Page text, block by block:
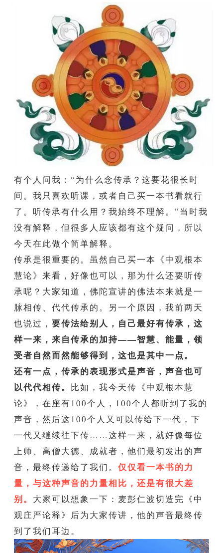
有个人问我：“为什么念传承？这要花很长时
间。我只喜欢听课，或者自己买一本书看就行
了。听传承有什么用？我始终不理解。”当时我
没有解释，但很多人应该都有这个疑问，所以
今天在此做个简单解释。
传承是很重要的。虽然自己买一本《中观根本
慧论》来看，好像也可以，那为什么还要听传
承呢？大家知道，佛陀宣讲的佛法本来就是一
脉相传、代代传承的。另一个原因，我前两天
也说过， 要传法给别人，自己最好有传承，这
样一来，来自传承的加持——智慧、能量，领
受者自然而然能够得到，这也是其中一点。
还有一点，传承的表现形式是声音，声音也可
以代代相传。 比如，我今天传《中观根本慧
论》，在座有100个人，100个人都听到了我的
声音，然后这100个人又可以传给下一代，下
一代又继续往下传……这样一来，就好像每位
上师、高僧大德、成就者，他们最初发出的声
音，最终传递给了我们。 仅仅看一本书的力
量，与这种声音的力量相比，还是有很大差
别。 大家可以想象一下：麦彭仁波切造完《中
观庄严论释》后为大家传讲，他的声音最终传
到了我们耳边。